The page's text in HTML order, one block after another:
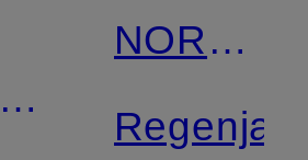
NORTH
FACE